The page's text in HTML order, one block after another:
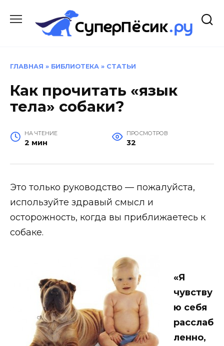
содержанию
ГЛАВНАЯ » БИБЛИОТЕКА » СТАТЬИ
Как прочитать «язык
тела» собаки?
НА ЧТЕНИЕ
2 мин
ПРОСМОТРОВ
32
Это только руководство — пожалуйста,
используйте здравый смысл и
осторожность, когда вы приближаетесь к
собаке.
«Я
чувству
ю себя
расслаб
ленно,